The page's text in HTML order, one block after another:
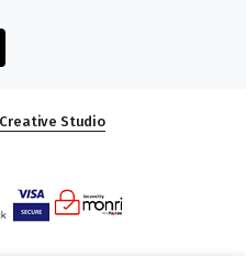
Studio